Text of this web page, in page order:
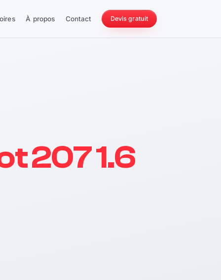
À propos Contact Devis gratuit
228 Nm
207 1.6